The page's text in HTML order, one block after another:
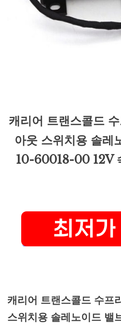
캐리어 트랜스콜드
아웃 스위치용 솔레
10-60018-00 12V
캐리어 트랜스콜드 수프
스위치용 솔레노이드